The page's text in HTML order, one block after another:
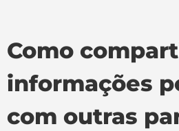
Como
informações
com outras